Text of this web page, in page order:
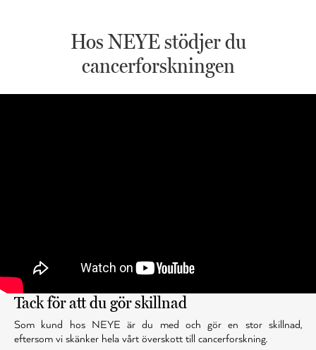
Hos NEYE stödjer du
cancerforskningen
Tack för att du gör skillnad
Som kund hos NEYE är du med och gör en stor skillnad,
eftersom vi skänker hela vårt överskott till cancerforskning.